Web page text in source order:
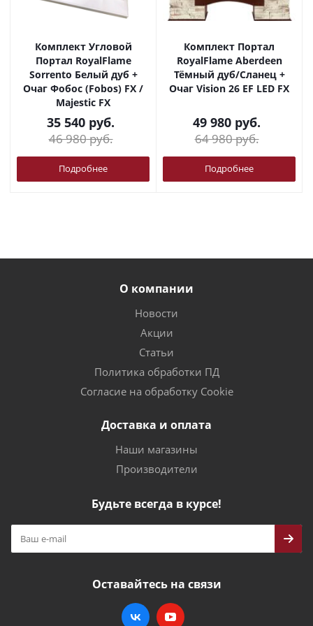
Комплект Угловой
Портал RoyalFlame
Sorrento Белый дуб +
Очаг Фобос (Fobos) FX /
Majestic FX
35 540 руб.
46 980руб.
Подробнее
Комплект Портал
RoyalFlame Aberdeen
Тёмный дуб/Сланец +
Очаг Vision 26 EF LED FX
49 980 руб.
64 980руб.
Подробнее
О компании
Новости
Акции
Статьи
Политика обработки ПД
Согласие на обработку Cookie
Доставка и оплата
Наши магазины
Производители
Будьте всегда в курсе!
Оставайтесь на связи